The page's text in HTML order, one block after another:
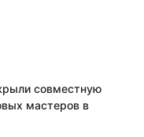
совместную
мастеров в